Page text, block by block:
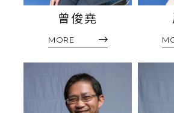
曾俊堯
MORE